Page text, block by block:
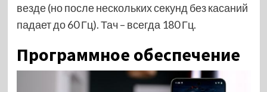
везде (но после нескольких секунд без касаний
падает до 60 Гц). Тач – всегда 180 Гц.
Программное обеспечение